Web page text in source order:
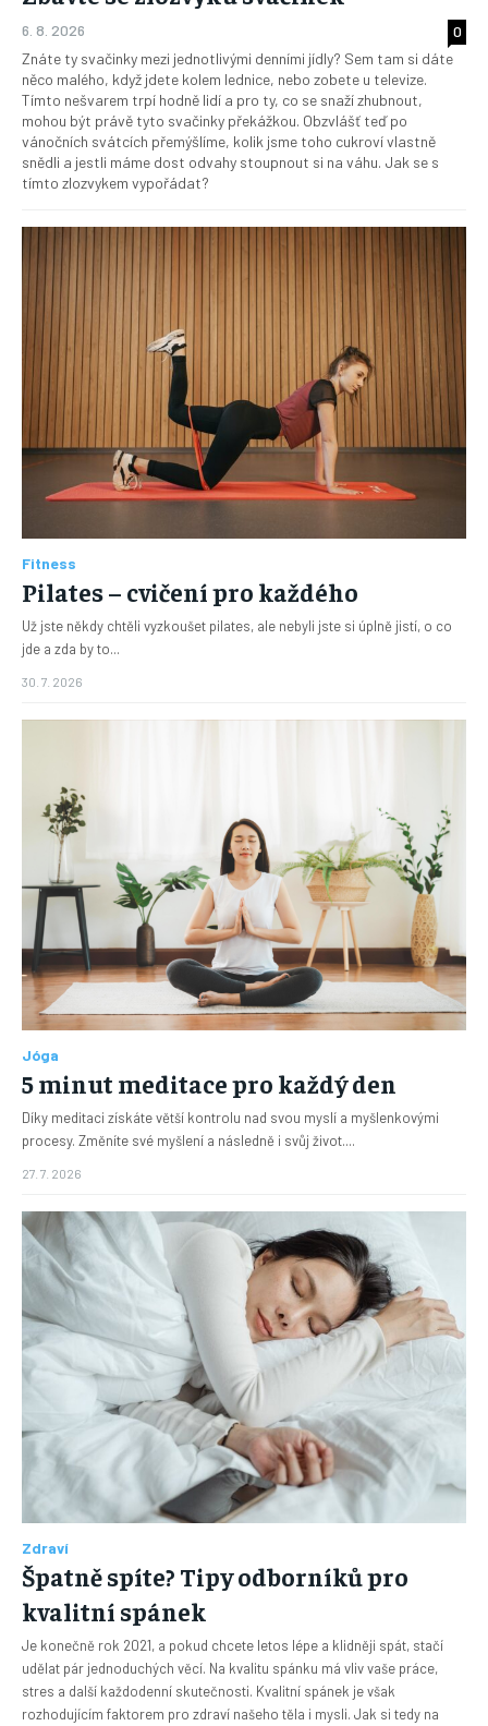
6. 8. 2026
0
Znáte ty svačinky mezi jednotlivými denními jídly? Sem tam si dáte
něco malého, když jdete kolem lednice, nebo zobete u televize.
Tímto nešvarem trpí hodně lidí a pro ty, co se snaží zhubnout,
mohou být právě tyto svačinky překážkou. Obzvlášť teď po
vánočních svátcích přemýšlíme, kolik jsme toho cukroví vlastně
snědli a jestli máme dost odvahy stoupnout si na váhu. Jak se s
tímto zlozvykem vypořádat?
Fitness
Pilates – cvičení pro každého
Už jste někdy chtěli vyzkoušet pilates, ale nebyli jste si úplně jistí, o co
jde a zda by to...
30. 7. 2026
Jóga
5 minut meditace pro každý den
Díky meditaci získáte větší kontrolu nad svou myslí a myšlenkovými
procesy. Změníte své myšlení a následně i svůj život....
27. 7. 2026
Zdraví
Špatně spíte? Tipy odborníků pro
kvalitní spánek
Je konečně rok 2021, a pokud chcete letos lépe a klidněji spát, stačí
udělat pár jednoduchých věcí. Na kvalitu spánku má vliv vaše práce,
stres a další každodenní skutečnosti. Kvalitní spánek je však
rozhodujícím faktorem pro zdraví našeho těla i mysli. Jak si tedy na